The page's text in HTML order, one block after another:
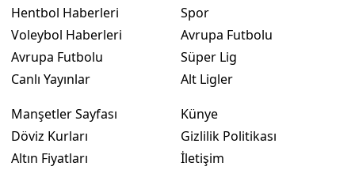
Hentbol Haberleri
Voleybol Haberleri
Avrupa Futbolu
Canlı Yayınlar
Spor
Avrupa Futbolu
Süper Lig
Alt Ligler
Manşetler Sayfası
Döviz Kurları
Altın Fiyatları
Künye
Gizlilik Politikası
İletişim